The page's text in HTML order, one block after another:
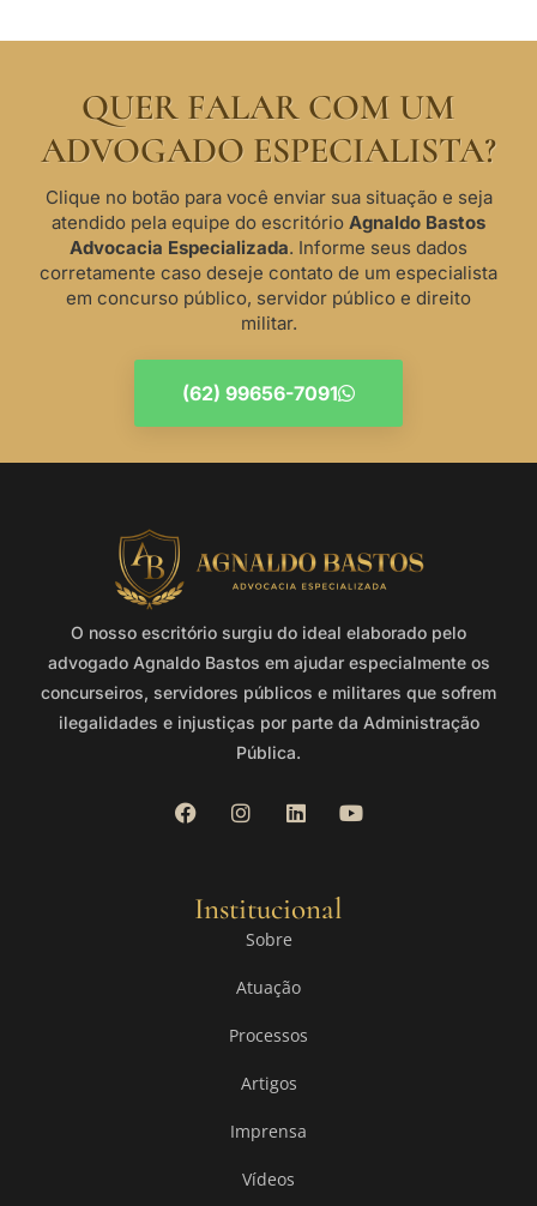
QUER FALAR COM UM
ADVOGADO ESPECIALISTA?
Clique no botão para você enviar sua situação e seja
atendido pela equipe do escritório Agnaldo Bastos
Advocacia Especializada. Informe seus dados
corretamente caso deseje contato de um especialista
em concurso público, servidor público e direito
militar.
(62) 99656-7091
O nosso escritório surgiu do ideal elaborado pelo
advogado Agnaldo Bastos em ajudar especialmente os
concurseiros, servidores públicos e militares que sofrem
ilegalidades e injustiças por parte da Administração
Pública.
Institucional
Sobre
Atuação
Processos
Artigos
Imprensa
Vídeos